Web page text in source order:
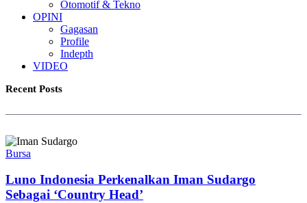
Otomotif & Tekno
OPINI
Gagasan
Profile
Indepth
VIDEO
Recent Posts
Bursa
Luno Indonesia Perkenalkan Iman Sudargo
Sebagai ‘Country Head’